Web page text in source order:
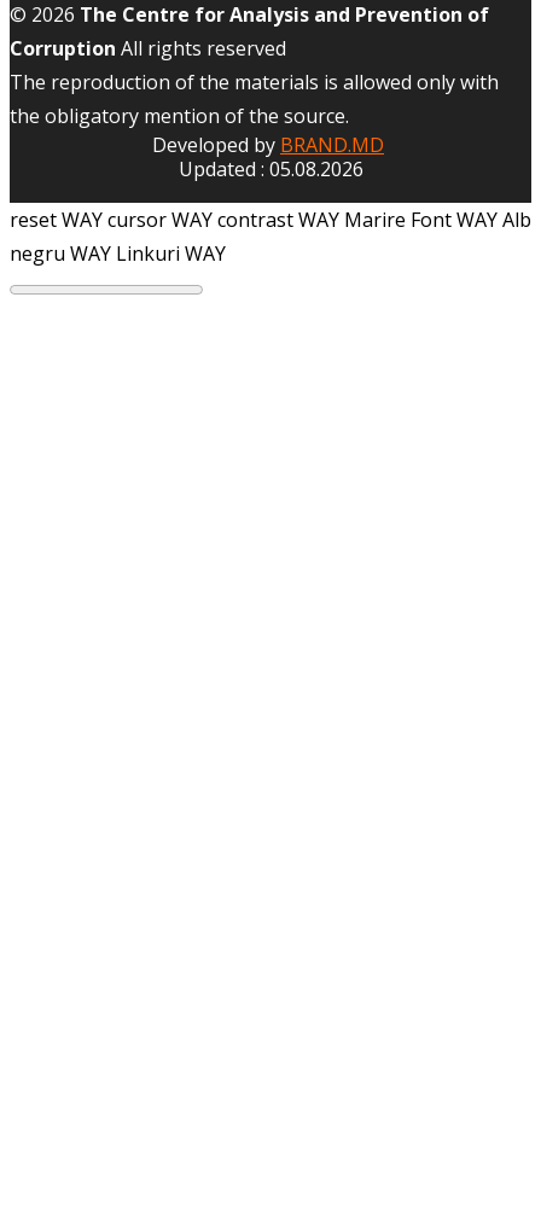
© 2026 The Centre for Analysis and Prevention of
Corruption All rights reserved
The reproduction of the materials is allowed only with
the obligatory mention of the source.
Developed by BRAND.MD
Updated : 05.08.2026
reset WAYcursor WAYcontrast WAY Marire Font WAYAlb
negru WAY Linkuri WAY